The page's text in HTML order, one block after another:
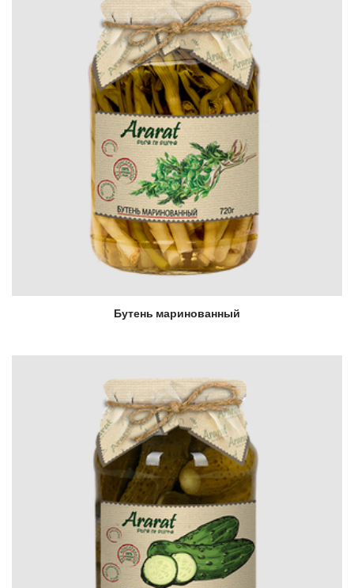
Бутень маринованный